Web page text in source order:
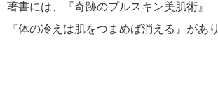
著書には、『奇跡のプルスキン美肌術』
『体の冷えは肌をつまめば消える』があり